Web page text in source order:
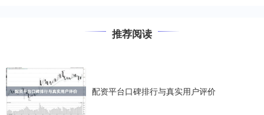
推荐阅读
配资平台口碑排行与真实用户评价